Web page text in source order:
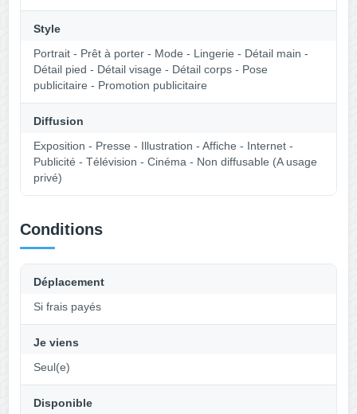
Style
Portrait - Prêt à porter - Mode - Lingerie - Détail main -
Détail pied - Détail visage - Détail corps - Pose
publicitaire - Promotion publicitaire
Diffusion
Exposition - Presse - Illustration - Affiche - Internet -
Publicité - Télévision - Cinéma - Non diffusable (A usage
privé)
Conditions
Déplacement
Si frais payés
Je viens
Seul(e)
Disponible